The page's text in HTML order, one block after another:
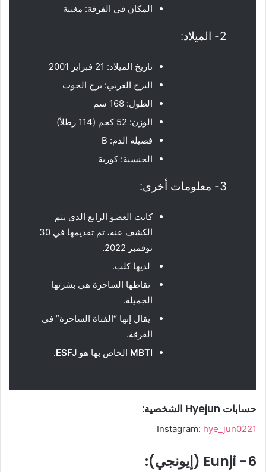
المكان في الفرقة: مغنية
2- الميلاد:
تاريخ الميلاد: 21 فبراير 2001
البرج الغربي: برج الحوت
الطول: 168 سم
الوزن: 52 كجم (114 رطلاً)
فصيلة الدم: B
الجنسية: كورية
3- معلومات أخرى:
كانت العضو الرابع الذي يتم
الكشف عنه، تم تقديمها في 30
نوفمبر 2022.
لديها كلب.
نقاطها الساحرة هي بشرتها
الجميلة.
يقال إنها “الفتاة الساحرة” في
الفرقة.
MBTI الخاص بها هو ESFJ
.
حسابات Hyejun الشخصية:
Instagram: hye_jun0221
6- Eunji (إيونجي):